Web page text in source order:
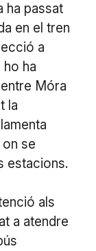
ha passat
en el tren
a
ho ha
Móra
la
on se
estacions.
als
a atendre